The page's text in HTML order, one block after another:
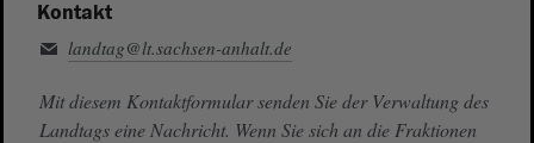
Kontakt
landtag@lt.sachsen-anhalt.de
Mit diesem Kontaktformular senden Sie der Verwaltung des
Landtags eine Nachricht. Wenn Sie sich an die Fraktionen